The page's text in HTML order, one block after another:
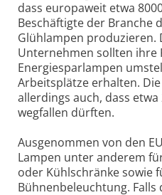
dass europaweit etwa
Beschäftigte der Branche
Glühlampen produzieren.
Unternehmen sollten ihre
Energiesparlampen
Arbeitsplätze erhalten.
allerdings auch, dass etwa
wegfallen dürften.
Ausgenommen von den
Lampen unter anderem
oder Kühlschränke sowie
Bühnenbeleuchtung. Falls